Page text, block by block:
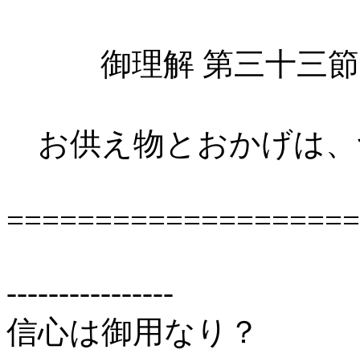
御理解 第三十三節
お供え物とおかげは
----------------
信心は御用なり？